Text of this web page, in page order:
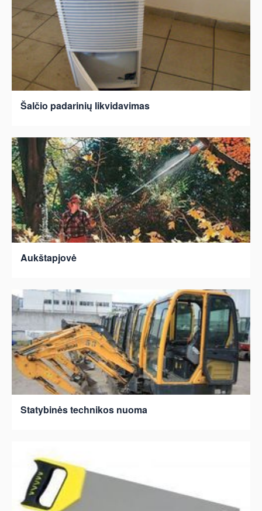
Šalčio padarinių likvidavimas
Aukštapjovė
Statybinės technikos nuoma